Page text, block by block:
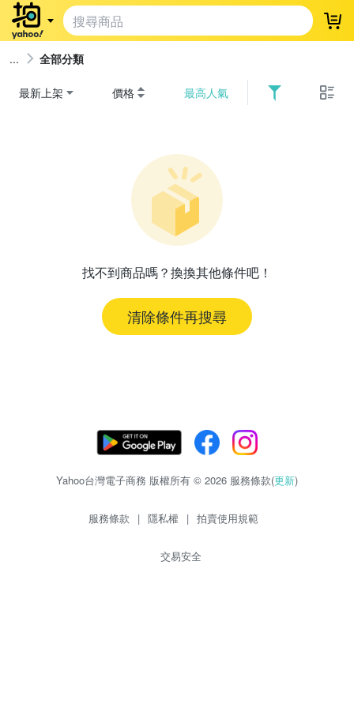
登
全部分類
最新上架 價格 最高人氣
找不到商品嗎？換換其他條件吧！
清除條件再搜尋
Yahoo台灣電子商務 版權所有 © 2026 服務條款(更新)
服務條款 | 隱私權 | 拍賣使用規範
交易安全